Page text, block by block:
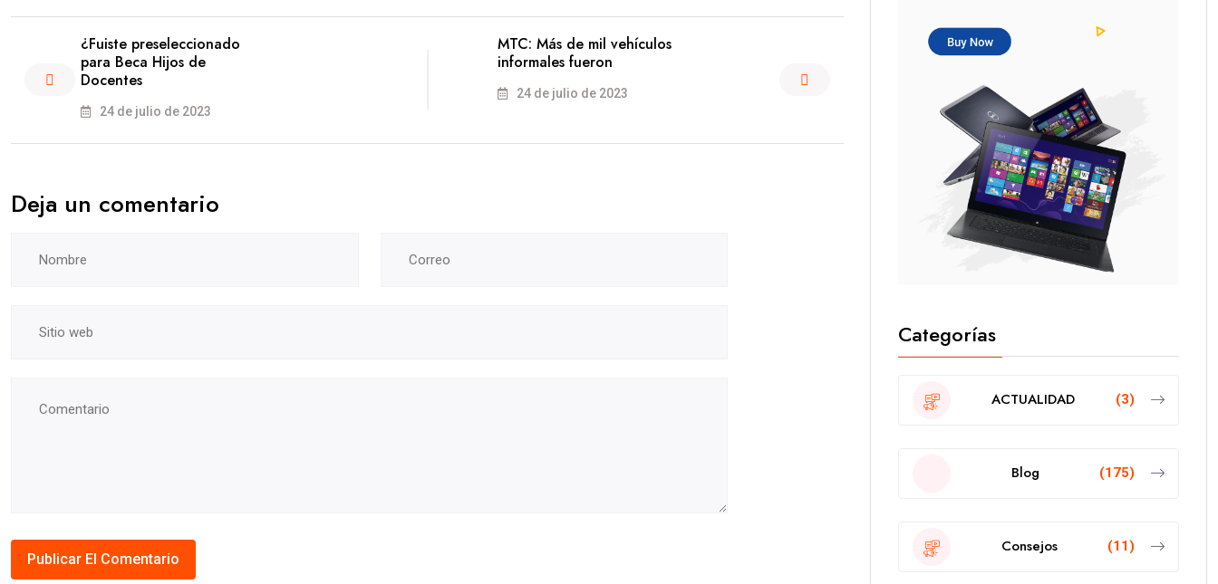
¿Fuiste preseleccionado
para Beca Hijos de
Docentes
24 de julio de 2023
MTC: Más de mil vehículos
informales fueron
24 de julio de 2023
Deja un comentario
Categorías
ACTUALIDAD (3)
Blog (175)
Consejos (11)